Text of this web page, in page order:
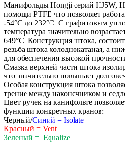
Манифольды Hongji серий HJ5W,
помощи PTFE что позволяет
-54°C до 232°C. С графитовым
температура значительно
649°C. Конструкция штока,
резьба штока холоднокатаная, а
для обеспечения высокой
Смазка верхней части штока
что значительно повышает
Особая конструкция штока
трение между наконечником и
Цвет ручек на канифольте
функции конкретных кранов:
Черный/Синий = Isolate
Красный = Vent
Зеленый = Equalize